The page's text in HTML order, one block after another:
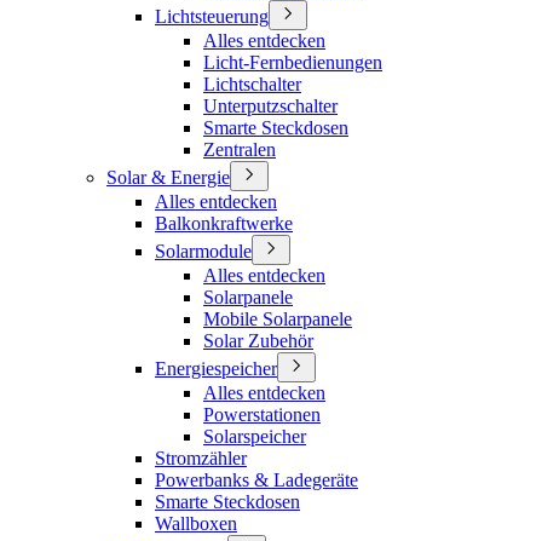
Lichtsteuerung
Alles entdecken
Licht-Fernbedienungen
Lichtschalter
Unterputzschalter
Smarte Steckdosen
Zentralen
Solar & Energie
Alles entdecken
Balkonkraftwerke
Solarmodule
Alles entdecken
Solarpanele
Mobile Solarpanele
Solar Zubehör
Energiespeicher
Alles entdecken
Powerstationen
Solarspeicher
Stromzähler
Powerbanks & Ladegeräte
Smarte Steckdosen
Wallboxen